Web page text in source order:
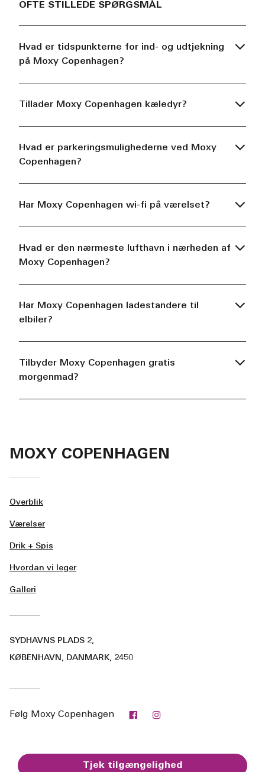
Tjek tilgængelighed
OFTE STILLEDE SPØRGSMÅL
Hvad er tidspunkterne for ind- og udtjekning
på Moxy Copenhagen?
Tillader Moxy Copenhagen kæledyr?
Hvad er parkeringsmulighederne ved Moxy
Copenhagen?
Har Moxy Copenhagen wi-fi på værelset?
Hvad er den nærmeste lufthavn i nærheden af
Moxy Copenhagen?
Har Moxy Copenhagen ladestandere til
elbiler?
Tilbyder Moxy Copenhagen gratis
morgenmad?
MOXY COPENHAGEN
Overblik
Værelser
Drik + Spis
Hvordan vi leger
Galleri
SYDHAVNS PLADS 2,
KØBENHAVN, DANMARK, 2450
Følg Moxy Copenhagen Facebook